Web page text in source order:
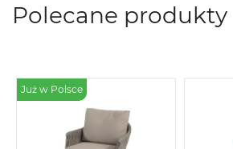
Polecane produkty
Już w Polsce